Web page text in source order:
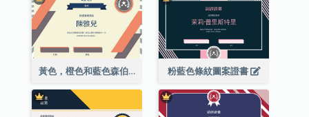
黃色，橙色和藍色森伯斯特證書 粉藍色條紋圖案證書